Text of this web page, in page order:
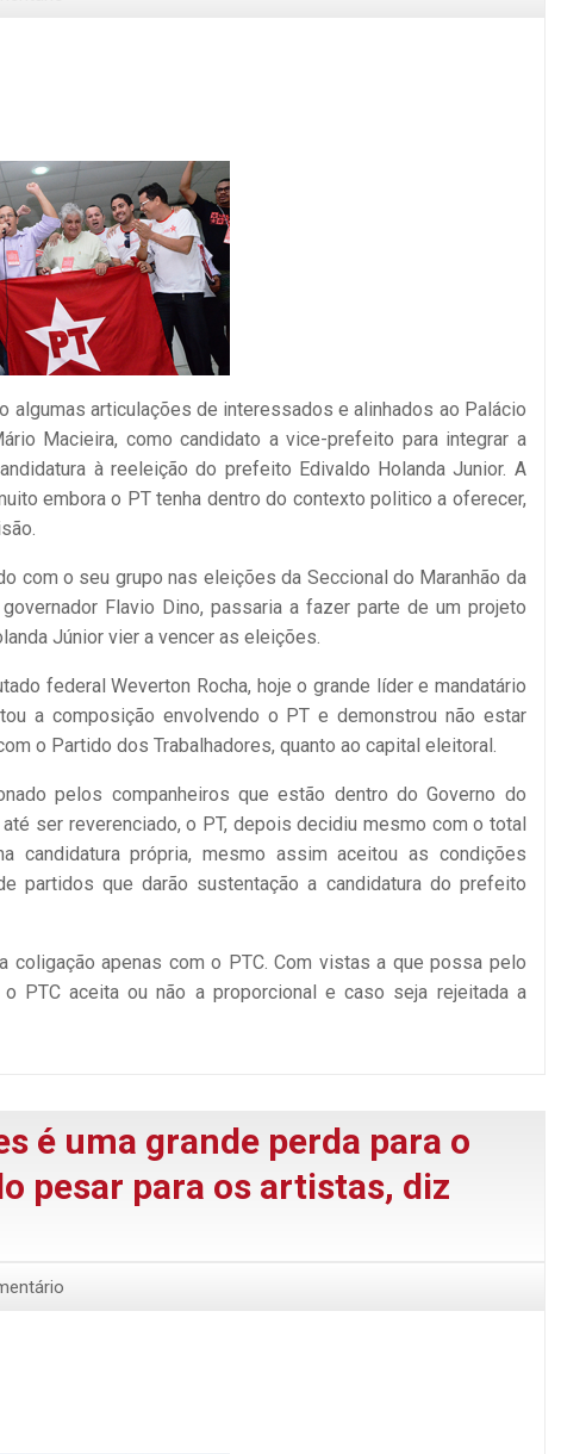
algumas articulações de interessados e alinhados ao Palácio
Macieira, como candidato a vice-prefeito para integrar a
à reeleição do prefeito Edivaldo Holanda Junior. A
embora o PT tenha dentro do contexto politico a oferecer,
com o seu grupo nas eleições da Seccional do Maranhão da
Flavio Dino, passaria a fazer parte de um projeto
Júnior vier a vencer as eleições.
federal Weverton Rocha, hoje o grande líder e mandatário
a composição envolvendo o PT e demonstrou não estar
o Partido dos Trabalhadores, quanto ao capital eleitoral.
pelos companheiros que estão dentro do Governo do
ser reverenciado, o PT, depois decidiu mesmo com o total
candidatura própria, mesmo assim aceitou as condições
partidos que darão sustentação a candidatura do prefeito
apenas com o PTC. Com vistas a que possa pelo
PTC aceita ou não a proporcional e caso seja rejeitada a
é uma grande perda para o
pesar para os artistas, diz